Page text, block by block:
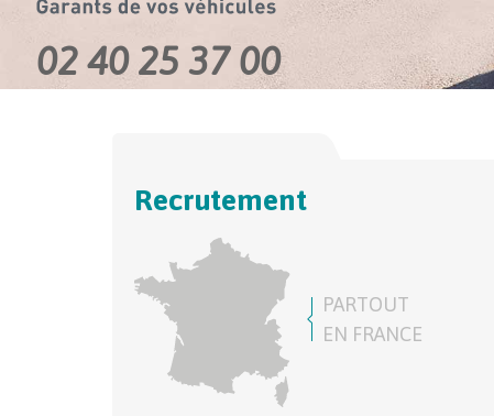
02 40 25 37 00
Recrutement
PARTOUT
EN FRANCE